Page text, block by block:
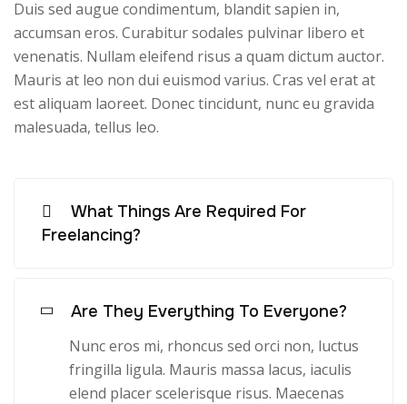
Duis sed augue condimentum, blandit sapien in,
accumsan eros. Curabitur sodales pulvinar libero et
venenatis. Nullam eleifend risus a quam dictum auctor.
Mauris at leo non dui euismod varius. Cras vel erat at
est aliquam laoreet. Donec tincidunt, nunc eu gravida
malesuada, tellus leo.
What Things Are Required For
Freelancing?
Are They Everything To Everyone?
Nunc eros mi, rhoncus sed orci non, luctus
fringilla ligula. Mauris massa lacus, iaculis
elend placer scelerisque risus. Maecenas